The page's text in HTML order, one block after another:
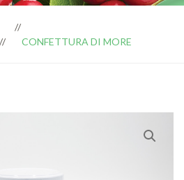
CONFETTURA DI MORE